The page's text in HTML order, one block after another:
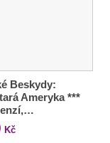
Beskydy:
Ameryka ***
Kč